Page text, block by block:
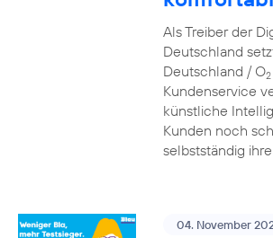
Als Treiber der
Deutschland
Deutschland / O2
Kundenservice
künstliche
Kunden noch
selbstständig
04. November